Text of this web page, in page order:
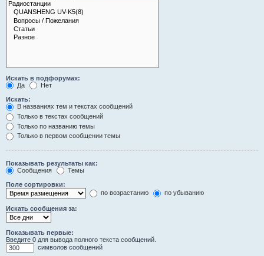
Искать в подфорумах:
Да
Нет
Искать:
В названиях тем и текстах сообщений
Только в текстах сообщений
Только по названию темы
Только в первом сообщении темы
Показывать результаты как:
Сообщения
Темы
Поле сортировки:
по возрастанию
по убыванию
Искать сообщения за:
Показывать первые:
Введите 0 для вывода полного текста сообщений.
символов сообщений